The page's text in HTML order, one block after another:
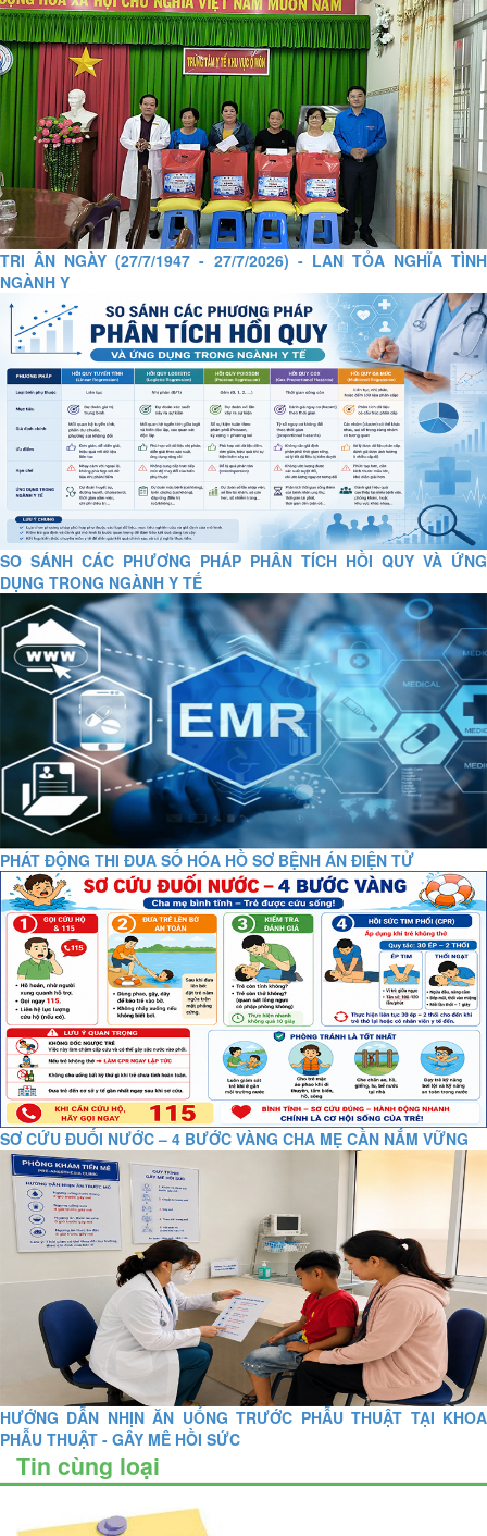
TRI ÂN NGÀY (27/7/1947 - 27/7/2026) - LAN TỎA NGHĨA TÌNH
NGÀNH Y
SO SÁNH CÁC PHƯƠNG PHÁP PHÂN TÍCH HỒI QUY VÀ ỨNG
DỤNG TRONG NGÀNH Y TẾ
PHÁT ĐỘNG THI ĐUA SỐ HÓA HỒ SƠ BỆNH ÁN ĐIỆN TỬ
SƠ CỨU ĐUỐI NƯỚC – 4 BƯỚC VÀNG CHA MẸ CẦN NẮM VỮNG
HƯỚNG DẪN NHỊN ĂN UỐNG TRƯỚC PHẪU THUẬT TẠI KHOA
PHẪU THUẬT - GÂY MÊ HỒI SỨC
Tin cùng loại